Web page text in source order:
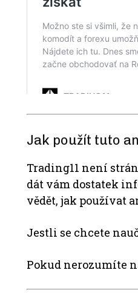
Jak použít tuto
Trading11 není
dát vám dostatek
vědět, jak používat
Jestli se chcete
Pokud nerozumíte